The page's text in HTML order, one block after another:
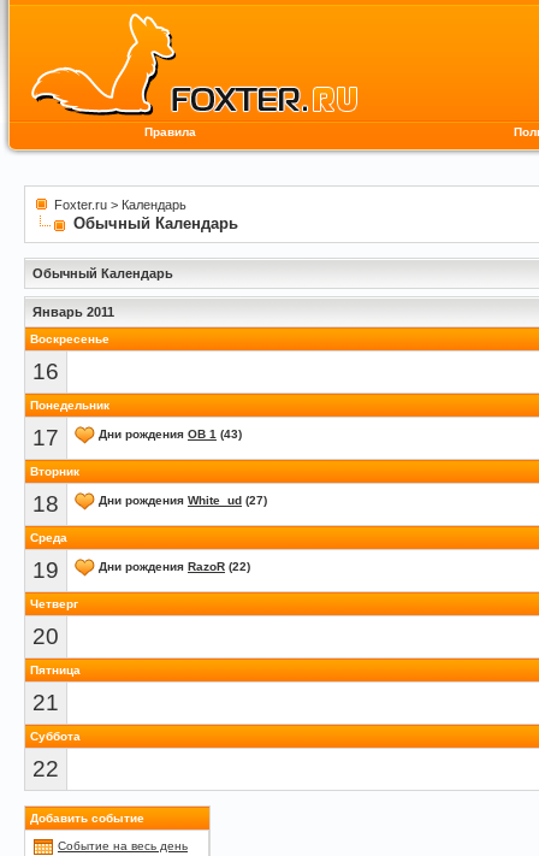
Правила
Foxter.ru > Календарь
Обычный Календарь
Обычный Календарь
Январь 2011
Воскресенье
16
Понедельник
17 Дни рождения OB 1 (43)
Вторник
18 Дни рождения White_ud (27)
Среда
19 Дни рождения RazoR (22)
Четверг
20
Пятница
21
Суббота
22
Добавить событие
Событие на весь день